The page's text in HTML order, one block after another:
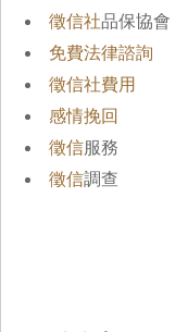
徵信社品保協會
免費法律諮詢
徵信社費用
感情挽回
徵信服務
徵信調查